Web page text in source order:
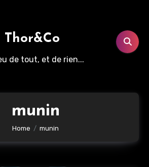
Thor&Co
de tout, et de rien...
munin
Home munin